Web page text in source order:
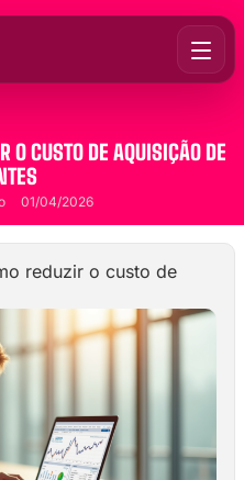
O CUSTO DE AQUISIÇÃO DE
01/04/2026
reduzir o custo de